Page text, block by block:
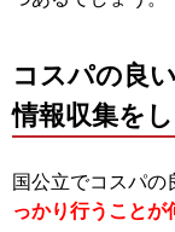
コスパの良
情報収集を
国公立でコスパの
っかり行うことが